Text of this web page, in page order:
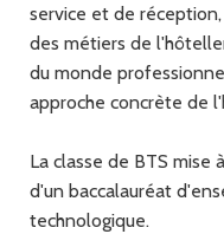
service et de
des métiers de
du monde
approche concrète de
La classe de BTS mise
d'un baccalauréat
technologique.